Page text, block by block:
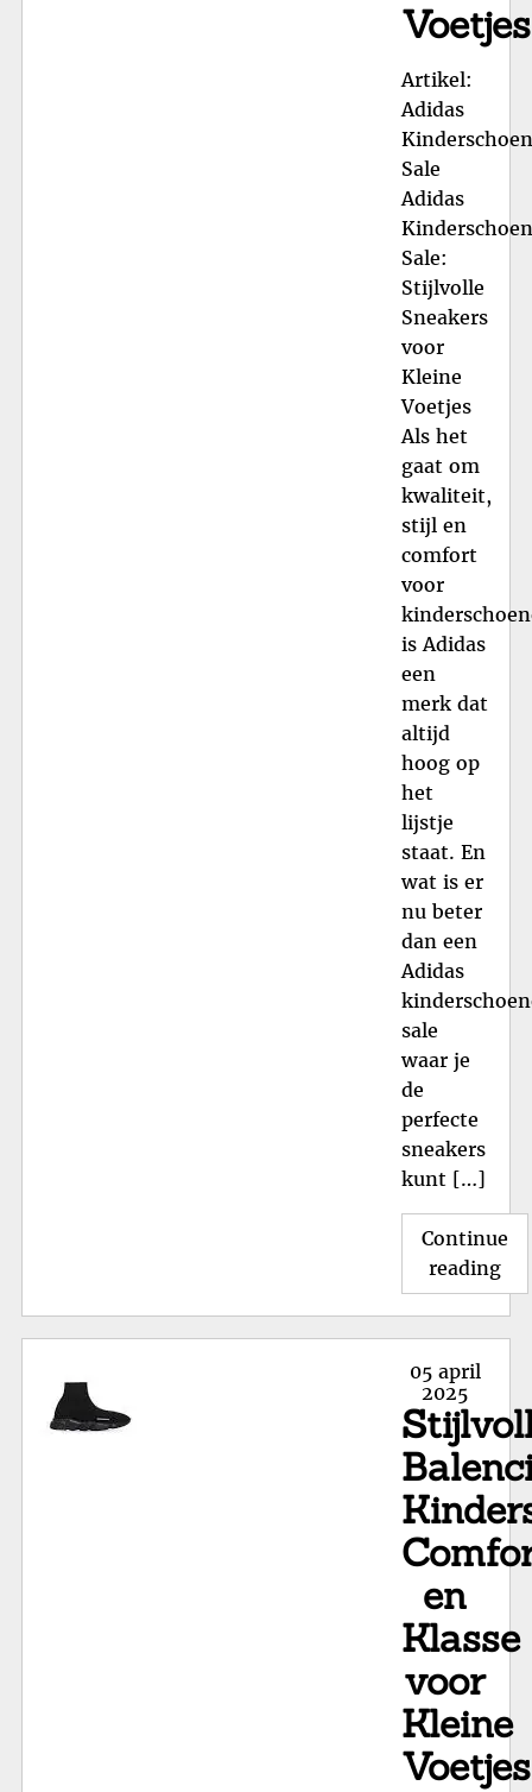
Voetjes
Artikel:
Adidas
Sale
Adidas
Sale:
Stijlvolle
Sneakers
voor
Kleine
Voetjes
Als het
gaat om
kwaliteit,
stijl en
comfort
voor
is Adidas
een
merk dat
altijd
hoog op
het
lijstje
staat. En
wat is er
nu beter
dan een
Adidas
sale
waar je
de
perfecte
sneakers
kunt […]
Continue
reading
Posted
on
05 april
2025
en
Klasse
voor
Kleine
Voetjes